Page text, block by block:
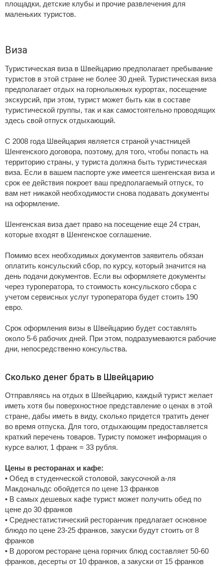
площадки, детские клубы и прочие развлечения для
маленьких туристов.
Виза
Туристическая виза в Швейцарию предполагает пребывание
туристов в этой стране не более 30 дней. Туристическая виза
предполагает отдых на горнолыжных курортах, посещение
экскурсий, при этом, турист может быть как в составе
туристической группы, так и как самостоятельно проводящих
здесь свой отпуск отдыхающий.
С 2008 года Швейцария является страной участницей
Шенгенского договора, поэтому, для того, чтобы попасть на
территорию страны, у туриста должна быть туристическая
виза. Если в вашем паспорте уже имеется шенгенская виза и
срок ее действия покроет ваш предполагаемый отпуск, то
вам нет никакой необходимости снова подавать документы
на оформление.
Шенгенская виза дает право на посещение еще 24 стран,
которые входят в Шенгенское соглашение.
Помимо всех необходимых документов заявитель обязан
оплатить консульский сбор, по курсу, который значится на
день подачи документов. Если вы оформляете документы
через туроператора, то стоимость консульского сбора с
учетом сервисных услуг туроператора будет стоить 190
евро.
Срок оформления визы в Швейцарию будет составлять
около 5-6 рабочих дней. При этом, подразумеваются рабочие
дни, непосредственно консульства.
Сколько денег брать в Швейцарию
Отправляясь на отдых в Швейцарию, каждый турист желает
иметь хотя бы поверхностное представление о ценах в этой
стране, дабы иметь в виду, сколько придется тратить денег
во время отпуска. Для того, отдыхающим предоставляется
краткий перечень товаров. Туристу поможет информация о
курсе валют, 1 франк = 33 рубля.
Цены в ресторанах и кафе:
• Обед в студенческой столовой, закусочной а-ля
Макдональдс обойдется по цене 13 франков
• В самых дешевых кафе турист может получить обед по
цене до 30 франков
• Среднестатистический ресторанчик предлагает основное
блюдо по цене 23-25 франков, закуски будут стоить от 8
франков
• В дорогом ресторане цена горячих блюд составляет 50-60
франков, десерты от 10 франков, а закуски от 15 франков